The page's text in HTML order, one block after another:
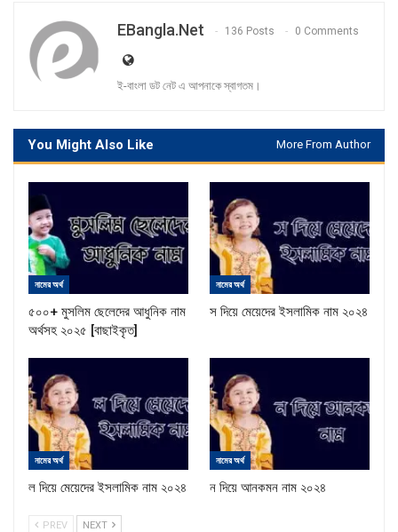
EBangla.net 136 Posts 0 Comments
ই-বাংলা ডট নেট এ আপনাকে স্বাগতম।
You Might Also Like More From Author
নামের অর্থ
৫০০+ মুসলিম ছেলেদের আধুনিক নাম
অর্থসহ ২০২৫ [বাছাইকৃত]
নামের অর্থ
স দিয়ে মেয়েদের ইসলামিক নাম ২০২৪
নামের অর্থ
ল দিয়ে মেয়েদের ইসলামিক নাম ২০২৪
নামের অর্থ
ন দিয়ে আনকমন নাম ২০২৪
PREV NEXT